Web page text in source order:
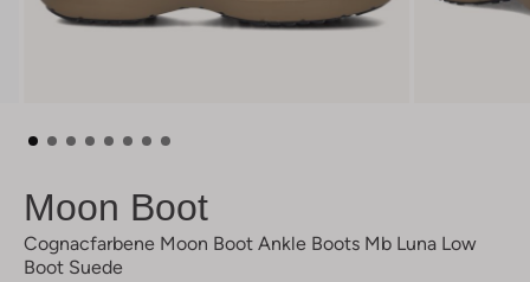
Moon Boot
Cognacfarbene Moon Boot Ankle Boots Mb Luna Low
Boot Suede